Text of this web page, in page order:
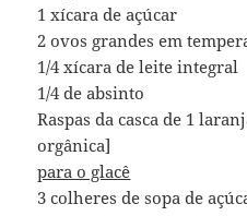
1 xícara de açúcar
2 ovos grandes em
1/4 xícara de leite integral
1/4 de absinto
Raspas da casca de 1
orgânica]
para o glacê
3 colheres de sopa de